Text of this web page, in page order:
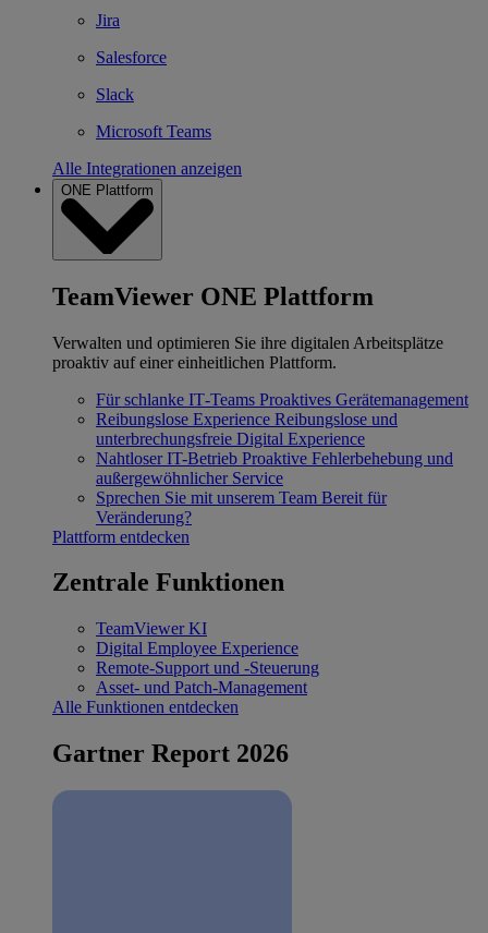
Jira
Salesforce
Slack
Microsoft Teams
Alle Integrationen anzeigen
ONE Plattform
TeamViewer ONE Plattform
Verwalten und optimieren Sie ihre digitalen Arbeitsplätze
proaktiv auf einer einheitlichen Plattform.
Für schlanke IT‐Teams Proaktives Gerätemanagement
Reibungslose Experience Reibungslose und
unterbrechungsfreie Digital Experience
Nahtloser IT-Betrieb Proaktive Fehlerbehebung und
außergewöhnlicher Service
Sprechen Sie mit unserem Team Bereit für
Veränderung?
Plattform entdecken
Zentrale Funktionen
TeamViewer KI
Digital Employee Experience
Remote-Support und -Steuerung
Asset- und Patch-Management
Alle Funktionen entdecken
Gartner Report 2026